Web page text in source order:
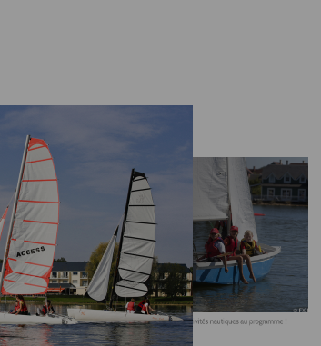
Cap'Aisne à Chamouille : activités nautiques au programme !